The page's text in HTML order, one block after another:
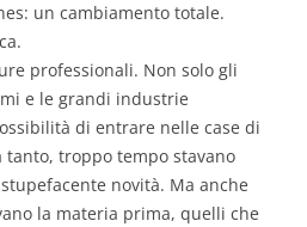
un cambiamento totale.
professionali. Non solo gli
e le grandi industrie
di entrare nelle case di
tanto, troppo tempo stavano
novità. Ma anche
la materia prima, quelli che